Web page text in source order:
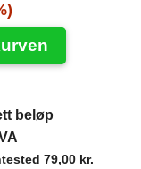
beløp
79,00 kr.